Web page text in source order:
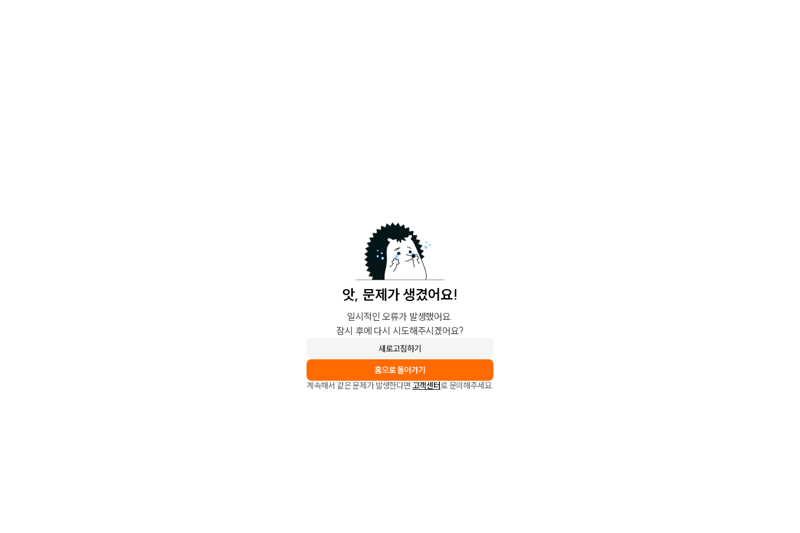
앗, 문제가 생겼어요!
일시적인 오류가 발생했어요.
잠시 후에 다시 시도해주시겠어요?
새로고침하기
홈으로 돌아가기
계속해서 같은 문제가 발생한다면 고객센터로 문의해주세요.